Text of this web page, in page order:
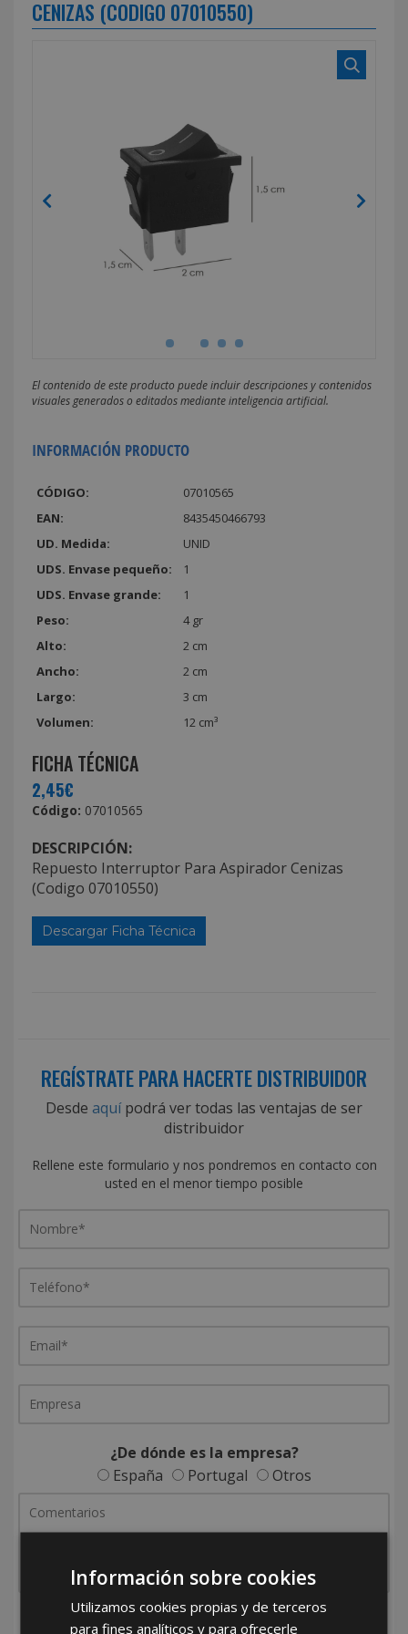
CENIZAS (CODIGO 07010550)
El contenido de este producto puede incluir descripciones y contenidos
visuales generados o editados mediante inteligencia artificial.
INFORMACIÓN PRODUCTO
CÓDIGO:
07010565
EAN:
8435450466793
UD. Medida:
UNID
UDS. Envase pequeño:
1
UDS. Envase grande:
1
Peso:
4 gr
Alto:
2 cm
Ancho:
2 cm
Largo:
3 cm
Volumen:
12 cm³
FICHA TÉCNICA
2,45€
Código: 07010565
DESCRIPCIÓN:
Repuesto Interruptor Para Aspirador Cenizas
(Codigo 07010550)
Descargar Ficha Técnica
REGÍSTRATE PARA HACERTE DISTRIBUIDOR
Desde aquípodrá ver todas las ventajas de ser
distribuidor
Rellene este formulario y nos pondremos en contacto con
usted en el menor tiempo posible
¿De dónde es la empresa?
España
Portugal Otros
He leído y acepto laPolítica de Privacidad
Información sobre cookies
Utilizamos cookies propias y de terceros
para fines analíticos y para ofrecerle